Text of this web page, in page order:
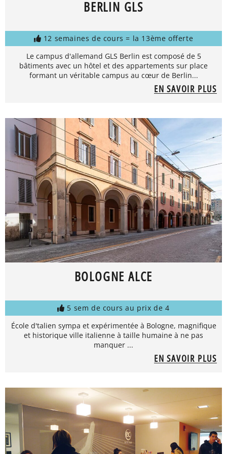
BERLIN GLS
12 semaines de cours = la 13ème offerte
Le campus d'allemand GLS Berlin est composé de 5
bâtiments avec un hôtel et des appartements sur place
formant un véritable campus au cœur de Berlin...
EN SAVOIR PLUS
BOLOGNE ALCE
5 sem de cours au prix de 4
École d'talien sympa et expérimentée à Bologne, magnifique
et historique ville italienne à taille humaine à ne pas
manquer ...
EN SAVOIR PLUS